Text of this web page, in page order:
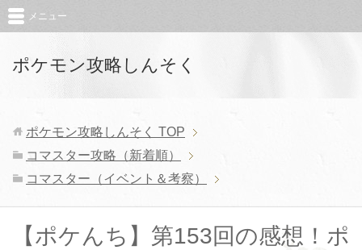
ポケモン攻略しんそく
メニュー
ポケモン攻略しんそく TOP
コマスター攻略（新着順）
コマスター（イベント＆考察）
【ポケんち】第153回の感想！ポ